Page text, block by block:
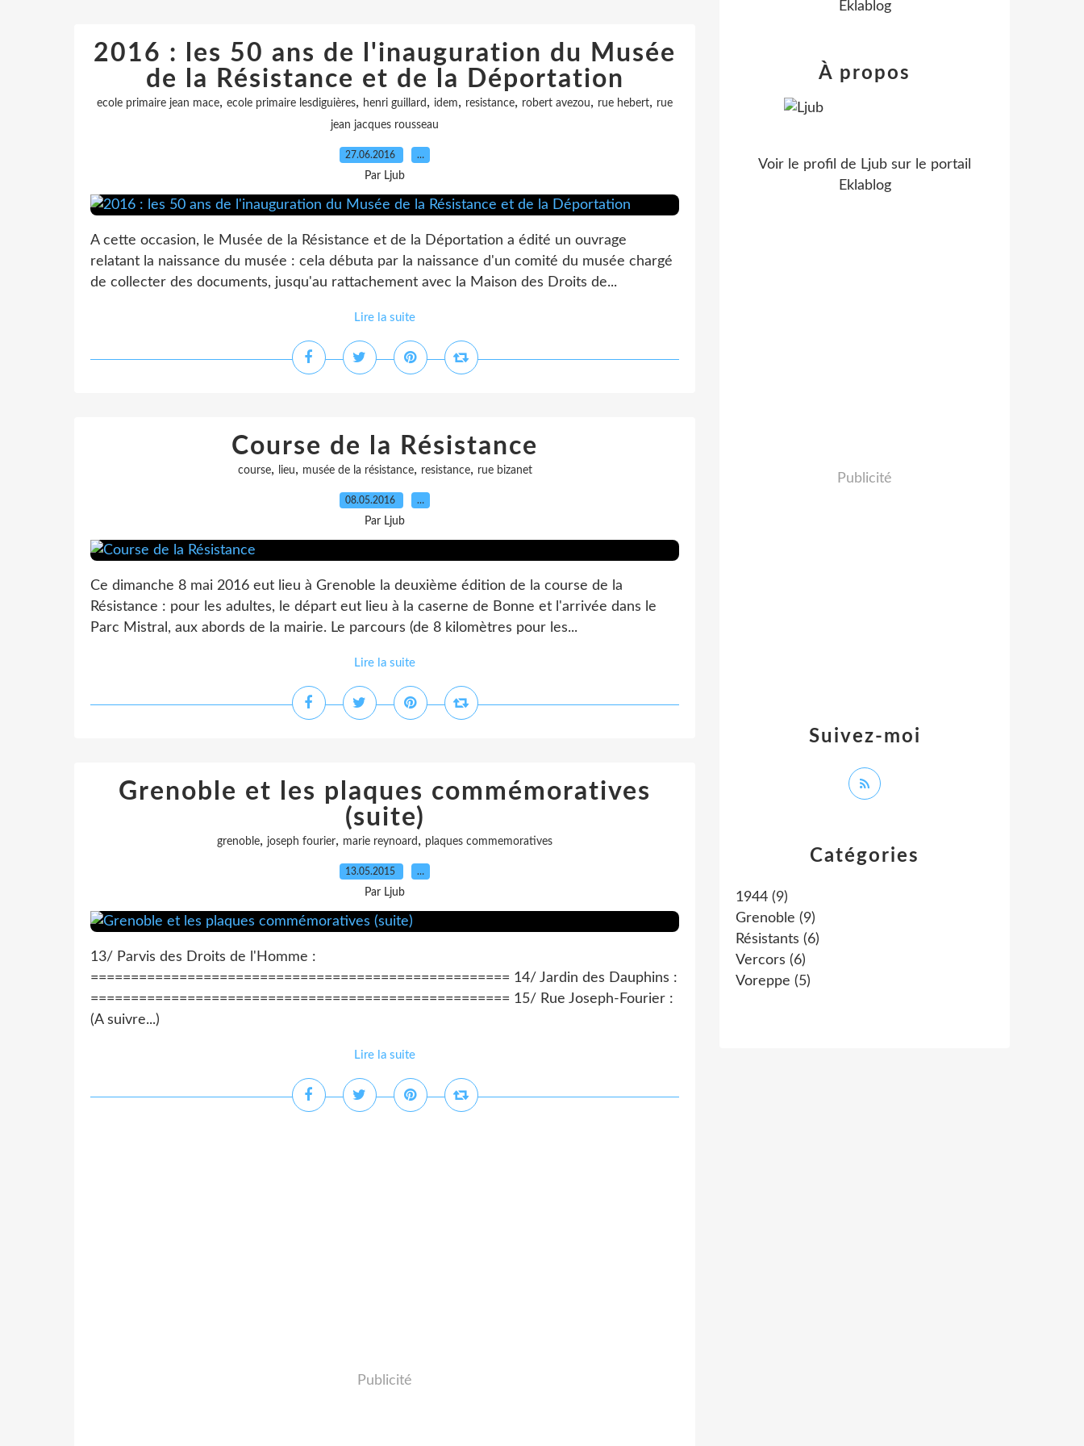
2016 : les 50 ans de l'inauguration du Musée
de la Résistance et de la Déportation
ecole primaire jean mace, ecole primaire lesdiguières, henri guillard , idem, resistance, robert avezou, rue hebert, rue
jean jacques rousseau
27.06.2016 …
Par Ljub
A cette occasion, le Musée de la Résistance et de la Déportation a édité un ouvrage
relatant la naissance du musée : cela débuta par la naissance d'un comité du musée chargé
de collecter des documents, jusqu'au rattachement avec la Maison des Droits de...
Lire la suite
Course de la Résistance
course, lieu, musée de la résistance, resistance, rue bizanet
08.05.2016 …
Par Ljub
Ce dimanche 8 mai 2016 eut lieu à Grenoble la deuxième édition de la course de la
Résistance : pour les adultes, le départ eut lieu à la caserne de Bonne et l'arrivée dans le
Parc Mistral, aux abords de la mairie. Le parcours (de 8 kilomètres pour les...
Lire la suite
Grenoble et les plaques commémoratives
(suite)
grenoble, joseph fourier, marie reynoard , plaques commemoratives
13.05.2015 …
Par Ljub
13/ Parvis des Droits de l'Homme :
==================================================== 14/ Jardin des Dauphins :
==================================================== 15/ Rue Joseph-Fourier :
(A suivre...)
Lire la suite
Publicité
Catégories
1944 (9)
Grenoble (9)
Résistants (6)
Vercors (6)
Voreppe (5)
Eklablog
Suivez-moi
À propos
Voir le profil de Ljub sur le portail
Eklablog
Publicité